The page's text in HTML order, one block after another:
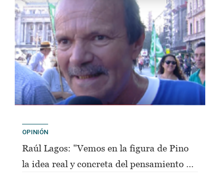
OPINIÓN
Raúl Lagos: "Vemos en la figura de Pino
la idea real y concreta del pensamiento de